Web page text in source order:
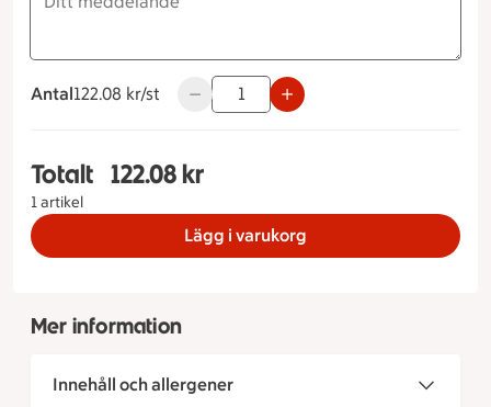
Antal
122.08 kronor styck
122.08 kr/st Använd knapparna för att minska
Totalt
1 artikel
Totalt 1 stycken Prinsesslängd Storlek på tårta
122.08 kr
Lägg i varukorg
Mer information
Innehåll och allergener